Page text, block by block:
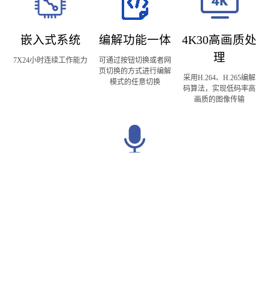
嵌入式系统
7X24小时连续工作能力
编解功能一体
可通过按钮切换或者网
页切换的方式进行编解
模式的任意切换
4K30高画质处
理
采用H.264、H.265编解
码算法，实现低码率高
画质的图像传输